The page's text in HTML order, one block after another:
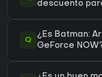
descuento
Q
¿Es Batman:
GeForce